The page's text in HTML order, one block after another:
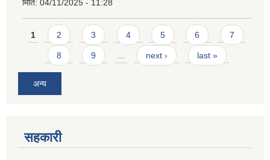
मिति: 04/11/2025 - 11:28
Pages
1 2 3 4 5 6 7
8 9 … next › last »
अन्य
सहकारी